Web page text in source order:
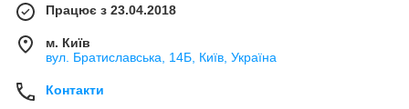
Працює з 23.04.2018
м. Київ
вул. Братиславська, 14Б, Київ, Україна
Контакти